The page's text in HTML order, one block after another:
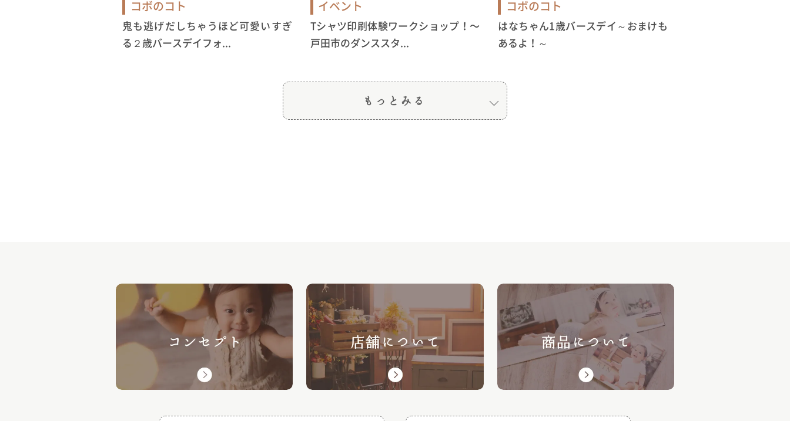
コボのコト
鬼も逃げだしちゃうほど可愛いすぎ
る２歳バースデイフォ...
イベント
Tシャツ印刷体験ワークショップ！〜
戸田市のダンススタ...
コボのコト
はなちゃん1歳バースデイ～おまけも
あるよ！～